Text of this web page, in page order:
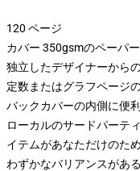
120 ページ
カバー 350gsmのペーパ
独立したデザイナーから
定数またはグラフページ
バックカバーの内側に便
ローカルのサードパーテ
イテムがあなただけのた
わずかなバリアンスがあ